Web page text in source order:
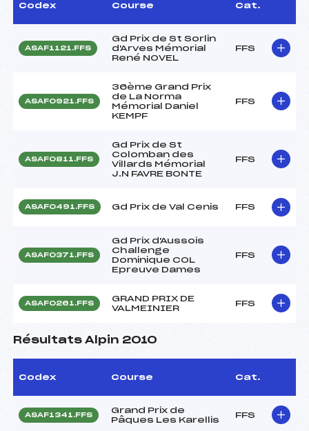
Codex Course Cat.
ASAF1121.FFS
Gd Prix de St Sorlin
d'Arves Mémorial
René NOVEL
FFS
ASAF0921.FFS
36ème Grand Prix
de La Norma
Mémorial Daniel
KEMPF
FFS
ASAF0811.FFS
Gd Prix de St
Colomban des
Villards Mémorial
J.N FAVRE BONTE
FFS
ASAF0491.FFS Gd Prix de Val Cenis FFS
ASAF0371.FFS
Gd Prix d'Aussois
Challenge
Dominique COL
Epreuve Dames
FFS
ASAF0261.FFS
GRAND PRIX DE
VALMEINIER
FFS
Résultats Alpin 2010
Codex Course Cat.
ASAF1341.FFS
Grand Prix de
Pâques Les Karellis
FFS